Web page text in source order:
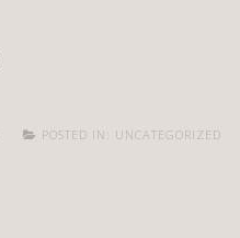
POSTED IN: UNCATEGORIZED